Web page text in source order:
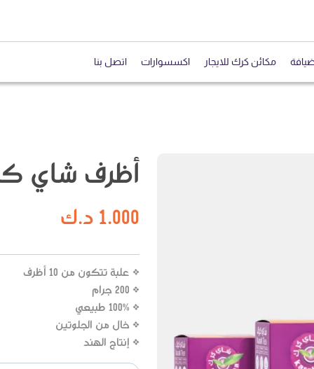
مكائن كرك للايجار اكسسوارات اتصل بنا
أظرف شاي
1.000 د.ك
* علبة تتكون من 10 أظرف
* 200 جرام
* 100% طبيعي
* خال من الجلوتين
* إنتاج الهند